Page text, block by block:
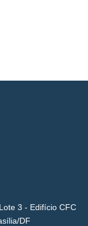
3 - Edifício CFC
DF